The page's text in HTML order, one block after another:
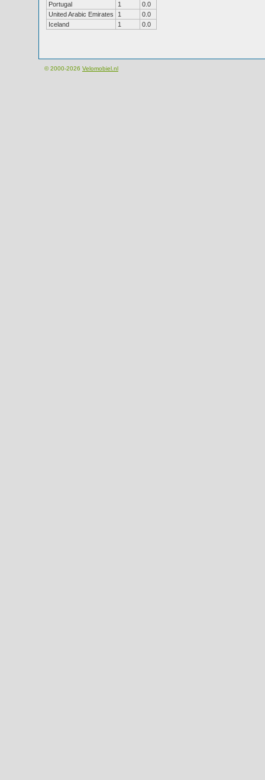
Portugal
1
0.0
United Arabic Emirates
1
0.0
Iceland
1 0.0
© 2000-2026 Velomobiel.nl